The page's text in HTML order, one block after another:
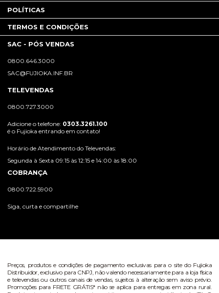
POLÍTICAS
TERMOS E CONDIÇÕES
SAC - PÓS VENDAS
0800.646.3000
SAC@FUJIOKA.INF.BR
TELEVENDAS
0800.727.3000
Adicione o telefone: 0303.3261.100
é o Fujioka entrando em contato!
Horário de Atendimento do Televendas:
Segunda à Sexta 09:15 às 12:15 e 14:00 às 18:00
COBRANÇA
0800.722.5900
Siga, curta e compartilhe
Preços, produtos e condições de pagamento exclusivas para o site do Fujioka
Distribuidor, exclusivo para CNPJ, não valendo necessariamente para a loja física
e televendas ou outros canais de vendas, sujeitos à alteração sem aviso prévio.
Promoções para FRETE GRÁTIS* não se aplica para entregas em zona rural.